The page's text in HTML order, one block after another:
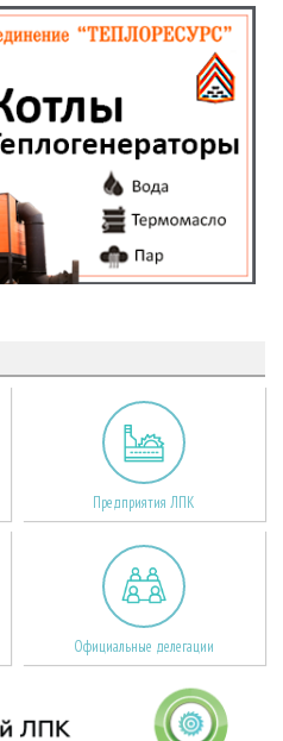
Предприятия ЛПК
Официальные делегации